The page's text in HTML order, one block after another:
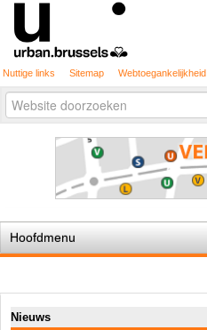
Nuttige links Sitemap Webtoegankelijkheid
Zoek
Geavanceerd
zoeken...
Hoofdmenu
De spelregels
Stedenbouwkundige vergunning
Nieuws